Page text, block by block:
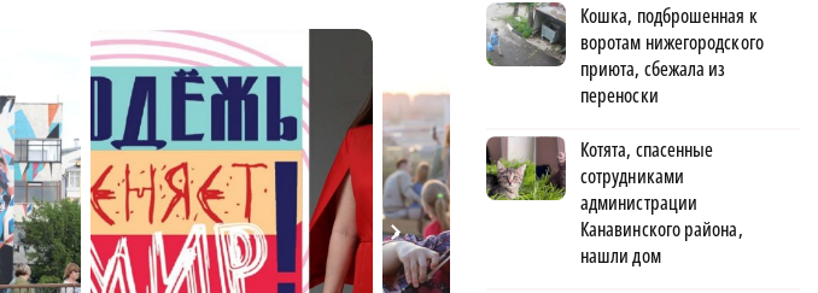
Кошка, подброшенная к
воротам нижегородского
приюта, сбежала из
переноски
Котята, спасенные
сотрудниками
администрации
Канавинского района,
нашли дом